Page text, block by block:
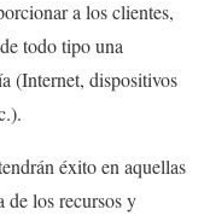
a los clientes,
todo tipo una
(Internet, dispositivos
éxito en aquellas
de los recursos y